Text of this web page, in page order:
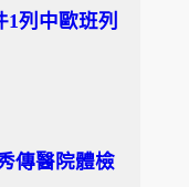
列中歐班列
傳醫院體檢